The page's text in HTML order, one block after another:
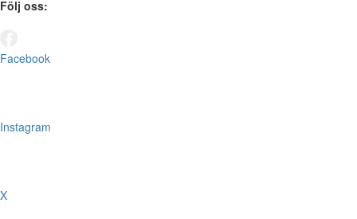
Följ oss:
Facebook
Instagram
X